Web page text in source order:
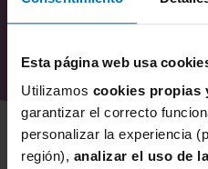
Esta página web usa
Utilizamos cookies propias
garantizar el correcto
personalizar la experiencia
región), analizar el uso de